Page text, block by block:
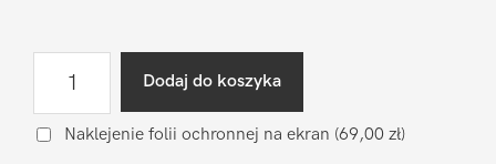
baterii
Dodaj do koszyka
Naklejenie folii ochronnej na ekran (69,00 zł)